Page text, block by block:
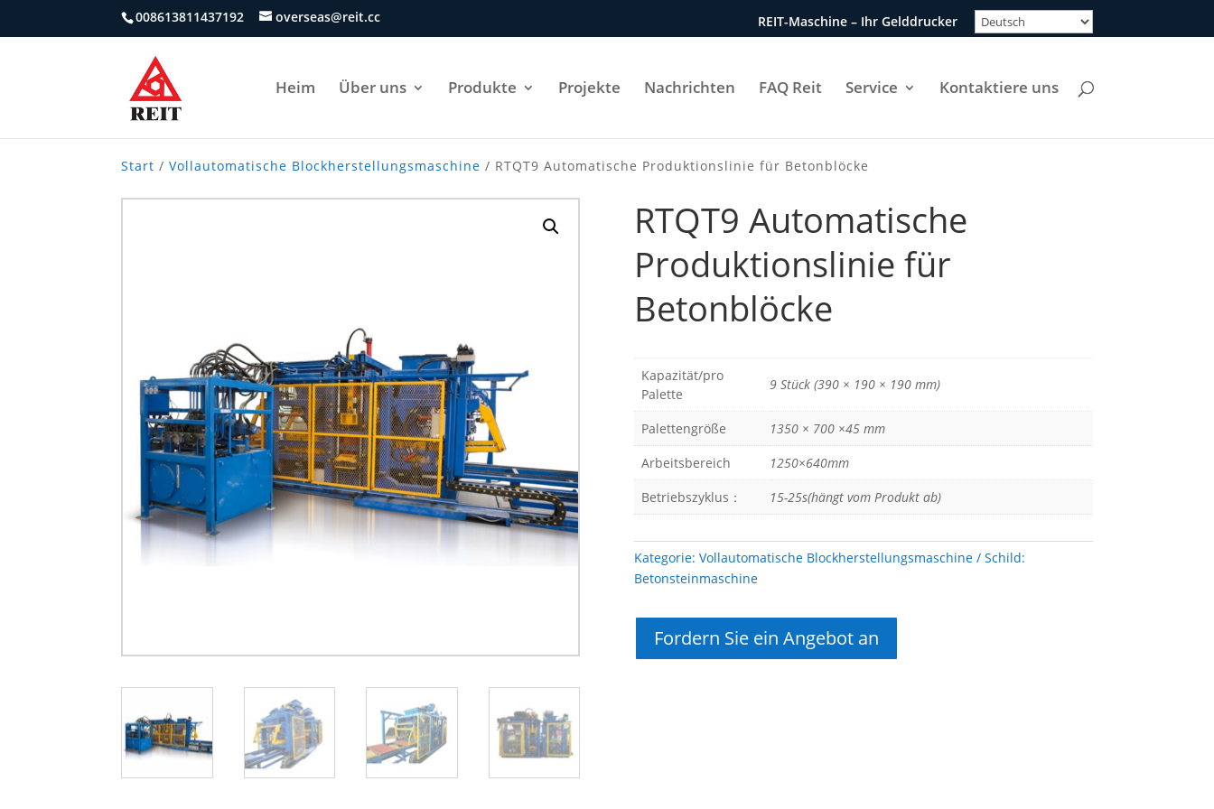
008613811437192 overseas@reit.cc REIT-Maschine – Ihr Gelddrucker
Heim Über uns Produkte Projekte Nachrichten FAQ Reit Service Kontaktiere uns
Start /Vollautomatische Blockherstellungsmaschine / RTQT9 Automatische Produktionslinie für Betonblöcke
RTQT9 Automatische
Produktionslinie für
Betonblöcke
Kapazität/pro
Palette
9 Stück (390 × 190 × 190 mm)
Palettengröße
1350 × 700 ×45 mm
Arbeitsbereich
1250×640mm
Betriebszyklus：
15-25s(hängt vom Produkt ab)
Kategorie: Vollautomatische Blockherstellungsmaschine
Schild:
Betonsteinmaschine
Fordern Sie ein Angebot an